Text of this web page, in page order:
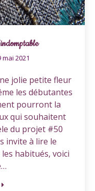
mai 2021
jolie petite fleur
les débutantes
pourront la
qui souhaitent
du projet #50
invite à lire le
habitués, voici